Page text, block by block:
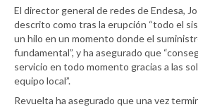
El director general de redes de Endesa,
descrito como tras la erupción “todo el
un hilo en un momento donde el
fundamental”, y ha asegurado que
servicio en todo momento gracias a las
equipo local”.
Revuelta ha asegurado que una vez